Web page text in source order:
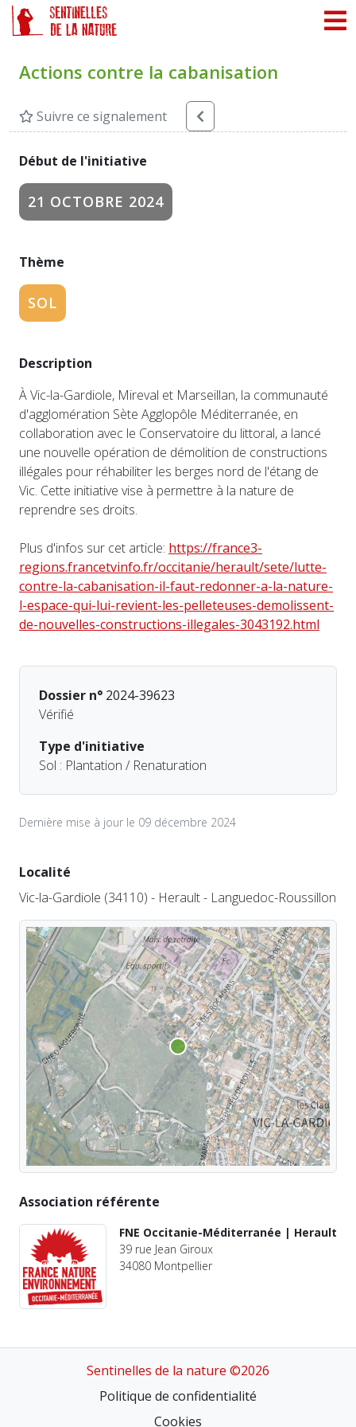
Actions contre la cabanisation
Suivre ce signalement
Début de l'initiative
21 OCTOBRE 2024
Thème
SOL
Description
À Vic-la-Gardiole, Mireval et Marseillan, la communauté
d'agglomération Sète Agglopôle Méditerranée, en
collaboration avec le Conservatoire du littoral, a lancé
une nouvelle opération de démolition de constructions
illégales pour réhabiliter les berges nord de l'étang de
Vic. Cette initiative vise à permettre à la nature de
reprendre ses droits.
Plus d'infos sur cet article: https://france3-
regions.francetvinfo.fr/occitanie/herault/sete/lutte-
contre-la-cabanisation-il-faut-redonner-a-la-nature-
l-espace-qui-lui-revient-les-pelleteuses-demolissent-
de-nouvelles-constructions-illegales-3043192.html
Dossier n° 2024-39623
Vérifié
Type d'initiative
Sol : Plantation / Renaturation
Dernière mise à jour le 09 décembre 2024
Localité
Vic-la-Gardiole (34110) - Herault - Languedoc-Roussillon
Association référente
FNE Occitanie-Méditerranée | Herault
39 rue Jean Giroux
34080 Montpellier
Sentinelles de la nature ©2026
Politique de confidentialité
Cookies
Panneau de gestion des cookies